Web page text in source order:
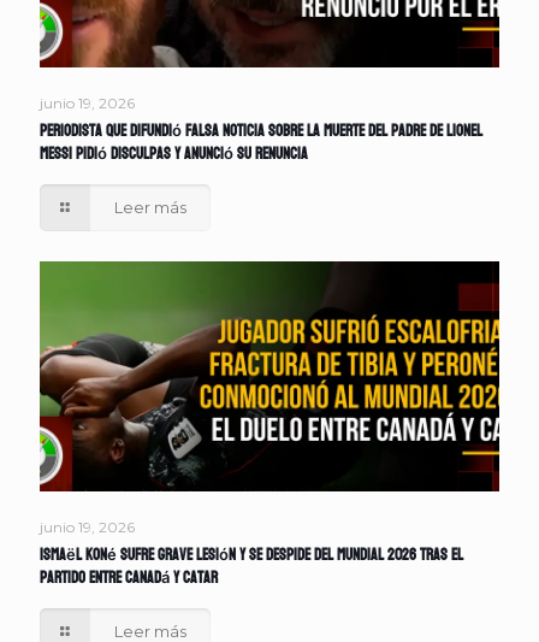
junio 19, 2026
Periodista que difundió falsa noticia sobre la muerte del padre de Lionel
Messi pidió disculpas y anunció su renuncia
Leer más
junio 19, 2026
Ismaël Koné sufre grave lesión y se despide del Mundial 2026 tras el
partido entre Canadá y Catar
Leer más